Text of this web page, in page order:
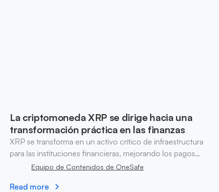
La criptomoneda XRP se dirige hacia una
transformación práctica en las finanzas
XRP se transforma en un activo crítico de infraestructura
para las instituciones financieras, mejorando los pagos
globales y la liquidez a través de tecnología innovadora y
Equipo de Contenidos de OneSafe
Read more